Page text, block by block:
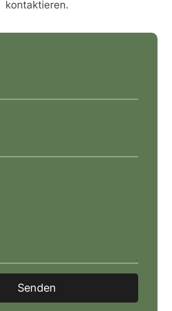
kontaktieren.
Senden